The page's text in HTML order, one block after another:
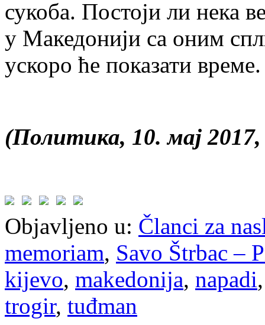
сукоба. Постоји ли нека
у Македонији са оним
ускоро ће показати време.
(Политика, 10. мај
Objavljeno u: Članci za
memoriam, Savo Štrbac –
kijevo, makedonija, napadi
trogir, tuđman